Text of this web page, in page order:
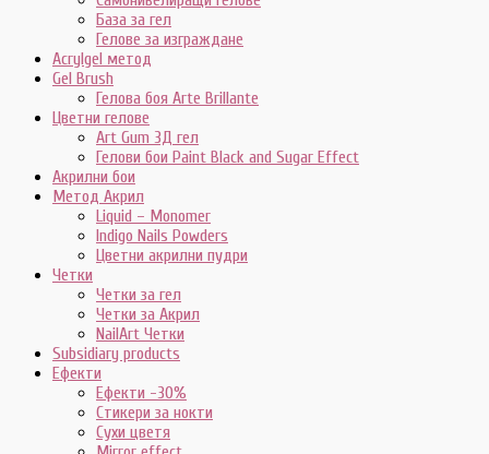
База за гел
Гелове за изграждане
Acrylgel метод
Gel Brush
Гелова боя Arte Brillante
Цветни гелове
Art Gum 3Д гел
Гелови бои Paint Black and Sugar Effect
Акрилни бои
Метод Акрил
Liquid – Monomer
Indigo Nails Powders
Цветни акрилни пудри
Четки
Четки за гел
Четки за Акрил
NailArt Четки
Subsidiary products
Ефекти
Ефекти -30%
Стикери за нокти
Сухи цветя